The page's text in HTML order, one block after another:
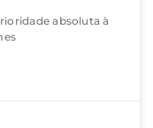
absoluta à